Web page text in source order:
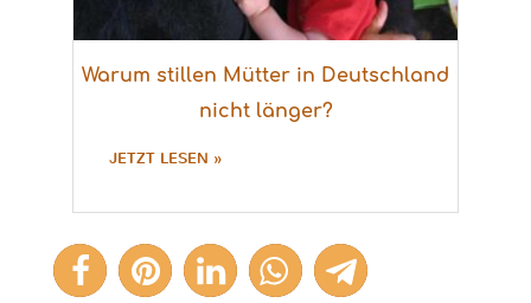
Warum stillen Mütter in Deutschland
nicht länger?
JETZT LESEN »